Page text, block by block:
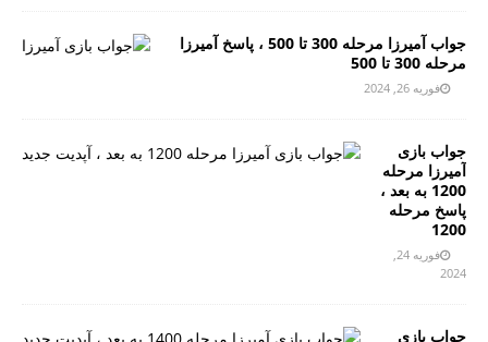
جواب آمیرزا مرحله 300 تا 500 ، پاسخ آمیرزا
مرحله 300 تا 500
فوریه 26, 2024
جواب بازی
آمیرزا مرحله
1200 به بعد ،
پاسخ مرحله
1200
فوریه 24,
2024
جواب بازی